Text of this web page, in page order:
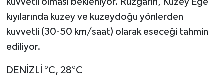
kıyılarında kuzey ve kuzeydoğu yönlerden
kuvvetli (30-50 km/saat) olarak eseceği tahmin
ediliyor.
DENİZLİ °C, 28°C